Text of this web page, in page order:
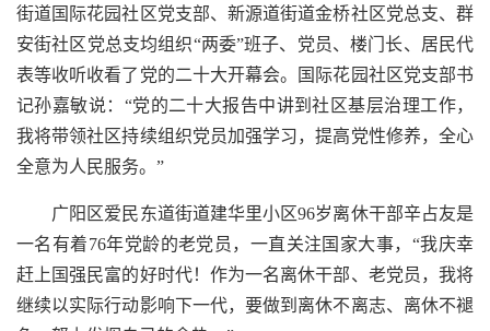
街道国际花园社区党支部、新源道街道金桥社区党总支、群
安街社区党总支均组织“两委”班子、党员、楼门长、居民代
表等收听收看了党的二十大开幕会。国际花园社区党支部书
记孙嘉敏说：“党的二十大报告中讲到社区基层治理工作，
我将带领社区持续组织党员加强学习，提高党性修养，全心
全意为人民服务。”
广阳区爱民东道街道建华里小区96岁离休干部辛占友是
一名有着76年党龄的老党员，一直关注国家大事，“我庆幸
赶上国强民富的好时代！作为一名离休干部、老党员，我将
继续以实际行动影响下一代，要做到离休不离志、离休不褪